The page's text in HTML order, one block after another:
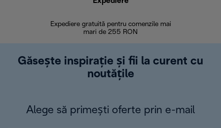
Expediere gratuită pentru comenzile mai
mari de 255 RON
Găsește inspirație și fii la curent cu
noutățile
Alege să primești oferte prin e-mail